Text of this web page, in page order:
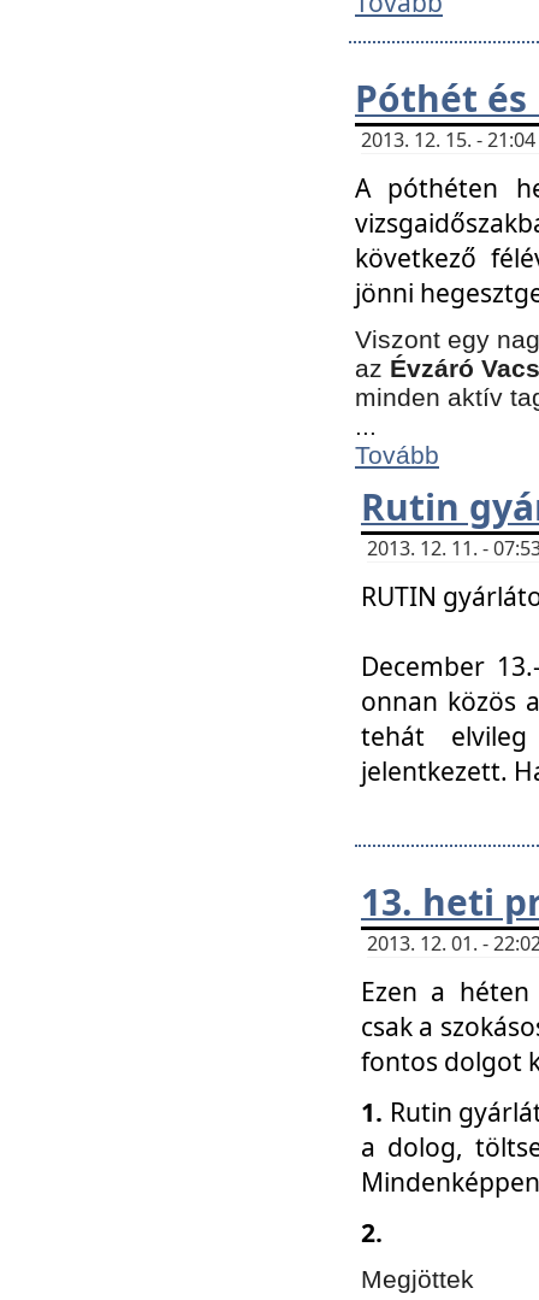
Póthét és
2013. 12. 15. -
A póthéten
következő
jönni
Viszont egy
az Évzáró
minden aktív
...
Tovább
Rutin
2013. 12. 11. -
RUTIN
December
onnan közös
tehát
jelentkezett.
13. heti
2013. 12. 01. -
Ezen a
csak a
fontos dolgot
1. Rutin
a dolog,
2.
Megjöttek